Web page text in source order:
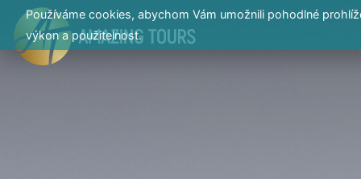
Používáme cookies, abychom Vám umožnili pohodlné
výkon a použitelnost.